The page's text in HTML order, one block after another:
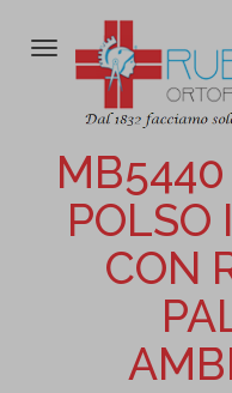
Attiva/disattiva
MB5440
POLSO
CON